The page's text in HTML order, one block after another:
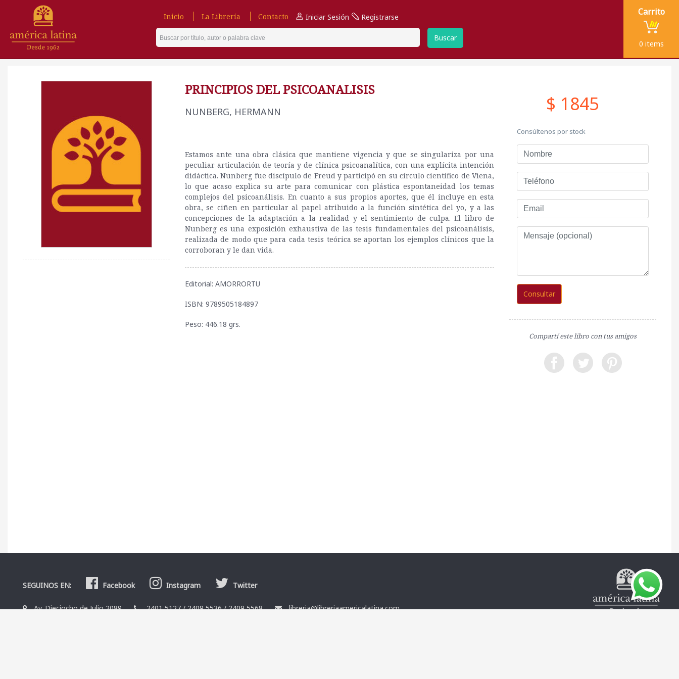
Inicio La Librería Contacto Iniciar Sesión Registrarse
Buscar
Carrito
0 items
PRINCIPIOS DEL PSICOANALISIS
NUNBERG, HERMANN
Estamos ante una obra clásica que mantiene vigencia y que se singulariza por una
peculiar articulación de teoría y de clínica psicoanalítica, con una explícita intención
didáctica. Nunberg fue discípulo de Freud y participó en su círculo científico de Viena,
lo que acaso explica su arte para comunicar con plástica espontaneidad los temas
complejos del psicoanálisis. En cuanto a sus propios aportes, que él incluye en esta
obra, se ciñen en particular al papel atribuido a la función sintética del yo, y a las
concepciones de la adaptación a la realidad y el sentimiento de culpa. El libro de
Nunberg es una exposición exhaustiva de las tesis fundamentales del psicoanálisis,
realizada de modo que para cada tesis teórica se aportan los ejemplos clínicos que la
corroboran y le dan vida.
Editorial: AMORRORTU
ISBN: 9789505184897
Peso: 446.18 grs.
$ 1845
Consúltenos por stock
Nombre
Teléfono
Email
Mensaje
Consultar
Compartí este libro con tus amigos
SEGUINOS EN: Facebook Instagram Twitter
Av. Dieciocho de Julio 2089 2401 5127/2409 5536/2409 5568 libreria@libreriaamericalatina.com